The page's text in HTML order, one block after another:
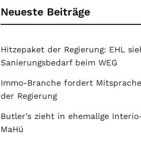
Neueste Beiträge
Hitzepaket der Regierung: EHL
Sanierungsbedarf beim WEG
Immo-Branche fordert
der Regierung
Butler’s zieht in ehemalige
MaHü